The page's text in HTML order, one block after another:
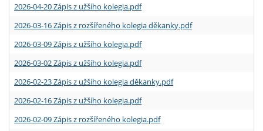
2026-04-20 Zápis z užšího kolegia.pdf
2026-03-16 Zápis z rozšířeného kolegia děkanky.pdf
2026-03-09 Zápis z užšího kolegia.pdf
2026-03-02 Zápis z užšího kolegia.pdf
2026-02-23 Zápis z užšího kolegia děkanky.pdf
2026-02-16 Zápis z užšího kolegia.pdf
2026-02-09 Zápis z rozšířeného kolegia.pdf